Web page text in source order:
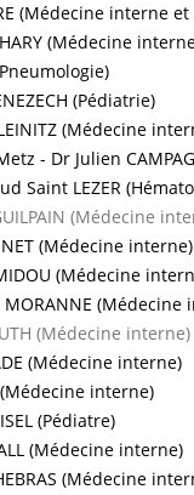
(Médecine interne
(Médecine
(Pédiatrie)
(Médecine
- Dr Julien
Saint LEZER
(Médecine
(Médecine interne)
(Médecine
MORANNE (Médecine
(Médecine interne)
(Médecine interne)
interne)
(Pédiatre)
(Médecine interne)
(Médecine